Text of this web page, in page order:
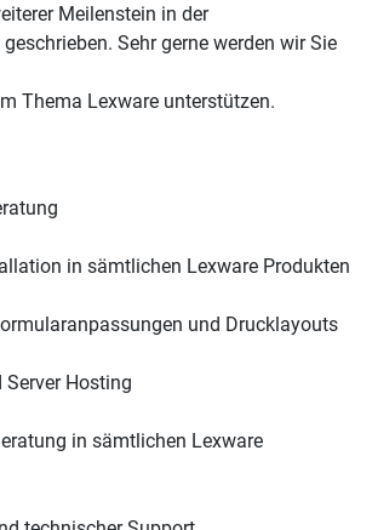
Meilenstein in der
Sehr gerne werden wir Sie
Thema Lexware unterstützen.
in sämtlichen Lexware Produkten
und Drucklayouts
Hosting
in sämtlichen Lexware